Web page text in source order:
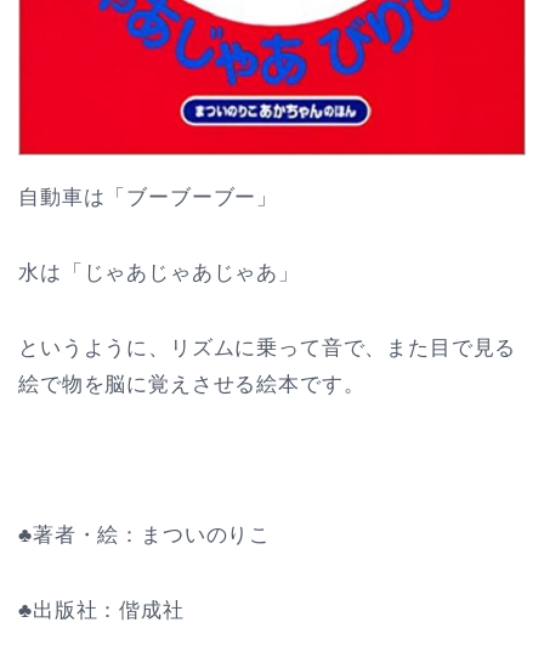
自動車は「ブーブーブー」
水は「じゃあじゃあじゃあ」
というように、リズムに乗って音で、また目で見る
絵で物を脳に覚えさせる絵本です。
♣著者・絵：まついのりこ
♣出版社：偕成社